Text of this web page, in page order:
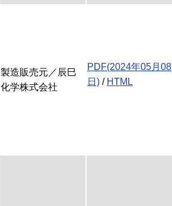
製造販売元／辰巳
化学株式会社
PDF(2024年05月08
日) / HTML